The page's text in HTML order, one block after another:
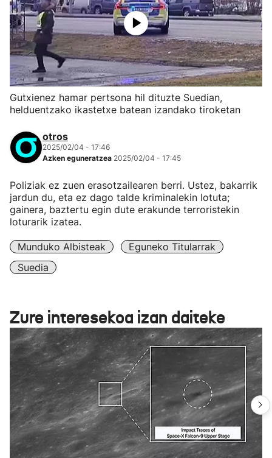
Gutxienez hamar pertsona hil dituzte Suedian,
helduentzako ikastetxe batean izandako tiroketan
otros
2025/02/04 - 17:46
Azken eguneratzea 2025/02/04 - 17:45
Poliziak ez zuen erasotzailearen berri. Ustez, bakarrik
jardun du, eta ez dago talde kriminalekin lotuta;
gainera, baztertu egin dute erakunde terroristekin
loturarik izatea.
Munduko Albisteak
Eguneko Titularrak
Suedia
Zure interesekoa izan daiteke